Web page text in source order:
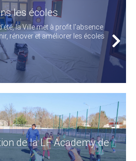
les écoles
la Ville met à profit l'absence
rénover et améliorer les écoles
de la LF Academy de